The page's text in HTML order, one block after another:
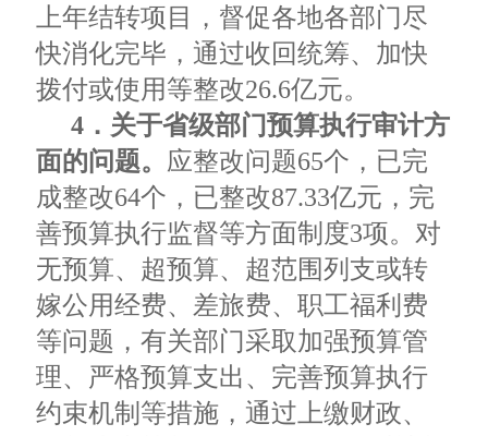
上年结转项目，督促各地各部门尽
快消化完毕，通过收回统筹、加快
拨付或使用等整改26.6亿元。
4．关于省级部门预算执行审计方
面的问题。 应整改问题65个，已完
成整改64个，已整改87.33亿元，完
善预算执行监督等方面制度3项。对
无预算、超预算、超范围列支或转
嫁公用经费、差旅费、职工福利费
等问题，有关部门采取加强预算管
理、严格预算支出、完善预算执行
约束机制等措施，通过上缴财政、